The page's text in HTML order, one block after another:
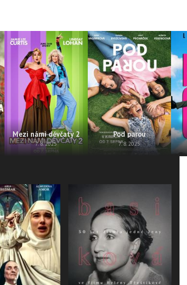
Mezi námi děvčaty 2
7. 8. 2025
Pod parou
7. 8. 2025